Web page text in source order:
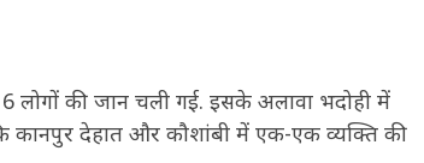
लोगों की जान चली गई. इसके अलावा भदोही में
कानपुर देहात और कौशांबी में एक-एक व्यक्ति की